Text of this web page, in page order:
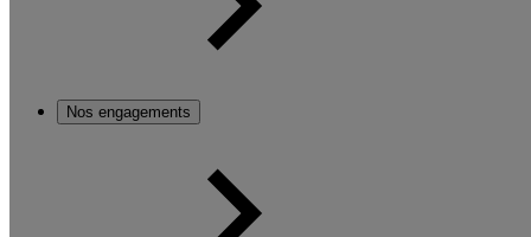
Nos engagements